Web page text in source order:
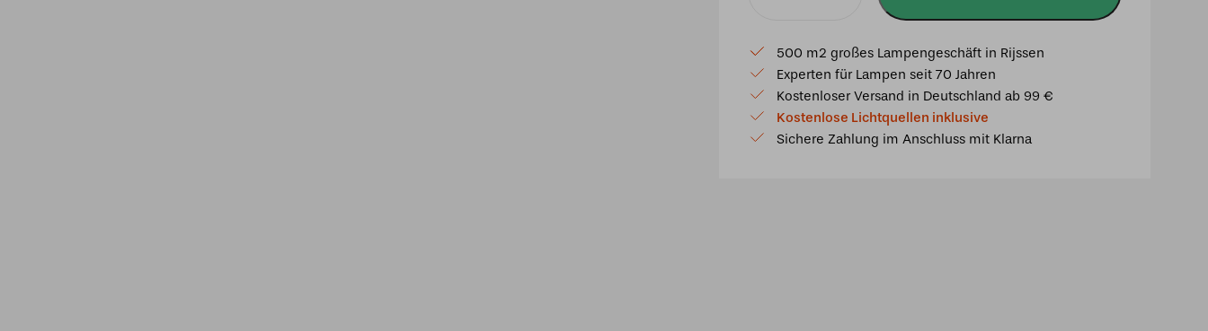
mit
Lovely
Flower
Purple
Menge
500 m2 großes Lampengeschäft in Rijssen
Experten für Lampen seit 70 Jahren
Kostenloser Versand in Deutschland ab 99 €
Kostenlose Lichtquellen inklusive
Sichere Zahlung im Anschluss mit Klarna